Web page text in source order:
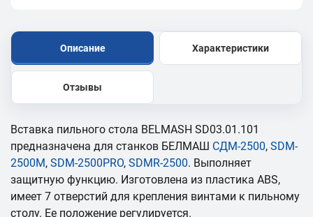
Описание Характеристики
Отзывы
Вставка пильного стола BELMASH SD03.01.101
предназначена для станков БЕЛМАШ СДМ-2500, SDM-
2500M, SDM-2500PRO, SDMR-2500. Выполняет
защитную функцию. Изготовлена из пластика ABS,
имеет 7 отверстий для крепления винтами к пильному
столу. Ее положение регулируется.